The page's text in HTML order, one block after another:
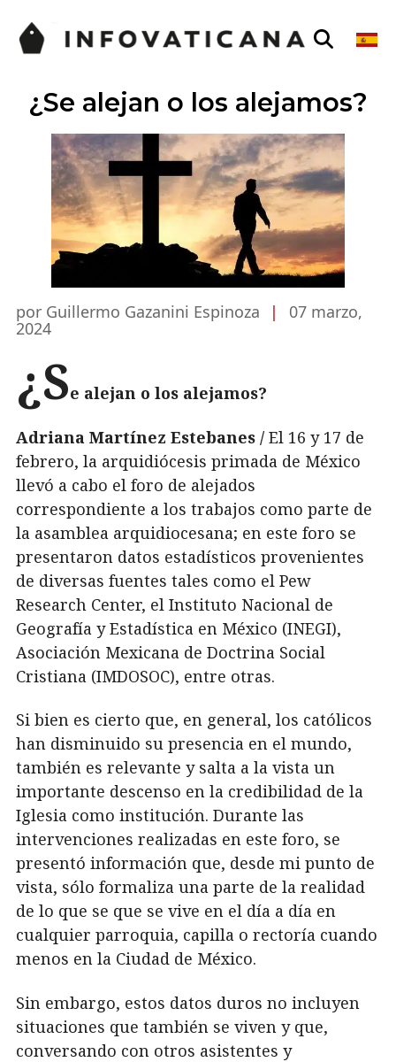
¿Se alejan o los alejamos?
por Guillermo Gazanini Espinoza | 07 marzo,
2024
¿Se alejan o los alejamos?
Adriana Martínez Estebanes / El 16 y 17 de
febrero, la arquidiócesis primada de México
llevó a cabo el foro de alejados
correspondiente a los trabajos como parte de
la asamblea arquidiocesana; en este foro se
presentaron datos estadísticos provenientes
de diversas fuentes tales como el Pew
Research Center, el Instituto Nacional de
Geografía y Estadística en México (INEGI),
Asociación Mexicana de Doctrina Social
Cristiana (IMDOSOC), entre otras.
Si bien es cierto que, en general, los católicos
han disminuido su presencia en el mundo,
también es relevante y salta a la vista un
importante descenso en la credibilidad de la
Iglesia como institución. Durante las
intervenciones realizadas en este foro, se
presentó información que, desde mi punto de
vista, sólo formaliza una parte de la realidad
de lo que se que se vive en el día a día en
cualquier parroquia, capilla o rectoría cuando
menos en la Ciudad de México.
Sin embargo, estos datos duros no incluyen
situaciones que también se viven y que,
conversando con otros asistentes y